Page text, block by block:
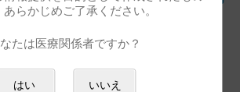
」の導入事
ました。
らかじめご了承ください。
たは医療関係者ですか？
はい いいえ